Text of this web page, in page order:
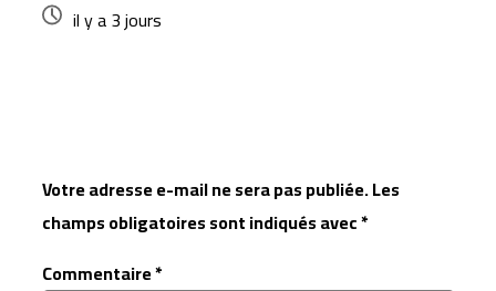
il y a 3 jours
Votre adresse e-mail ne sera pas publiée.Les
champs obligatoires sont indiqués avec*
Commentaire*